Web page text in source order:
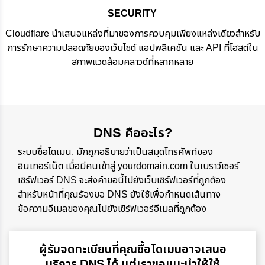
SECURITY
Cloudflare นำเสนอแหล่งที่มาของการควบคุมเพียงแหล่งเดียวสำหรับ
การรักษาความปลอดภัยของเว็บไซต์ แอปพลิเคชัน และ API ที่โฮสต์ใน
สภาพแวดล้อมคลาวด์ที่หลากหลาย
DNS คืออะไร?
ระบบชื่อโดเมน. มักถูกอธิบายว่าเป็นสมุดโทรศัพท์ของ
อินเทอร์เน็ต เมื่อมีคนเข้าสู่ yourdomain.com ในเบราว์เซอร์
เซิร์ฟเวอร์ DNS จะส่งคำขอนี้ไปยังเว็บเซิร์ฟเวอร์ที่ถูกต้อง
สำหรับหน้าที่คุณร้องขอ DNS ยังใช้เพื่อกำหนดเส้นทาง
ข้อความอีเมลของคุณไปยังเซิร์ฟเวอร์อีเมลที่ถูกต้อง
ผู้รับจดทะเบียนที่คุณซื้อโดเมนอาจเสนอ